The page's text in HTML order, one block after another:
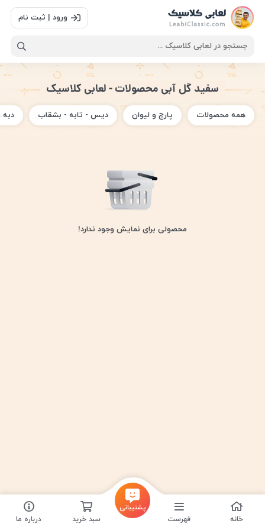
ورود | ثبت نام
سفید گل آبی محصولات - لعابی کلاسیک
همه محصولات پارچ و لیوان دیس - تابه - بشقاب
محصولی برای نمایش وجود ندارد!
خانه فهرست درباره ما سبد خرید
پشتیبانی